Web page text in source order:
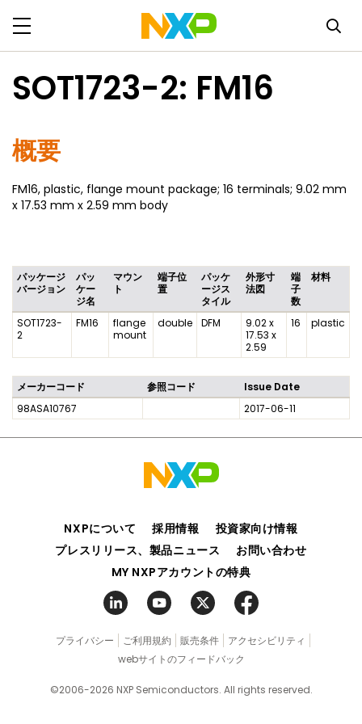
SOT1723-2: FM16
概要
FM16, plastic, flange mount package; 16 terminals; 9.02 mm
x 17.53 mm x 2.59 mm body
パッケージ
バージョン
パッ
ケー
ジ名
マウン
ト
端子位
置
パッケ
ージス
タイル
外形寸
法図
端
子
数
材料
SOT1723-
2
FM16
flange
mount
double DFM
9.02 x
17.53 x
2.59
16 plastic
メーカーコード 参照コード
Issue Date
98ASA10767
2017-06-11
NXPについて 採用情報
投資家向け情報
プレスリリース、製品ニュース
お問い合わせ
MY NXPアカウントの特典
プライバシー ご利用規約 販売条件
アクセシビリティ
webサイトのフィードバック
©2006-2026 NXP Semiconductors. All rights reserved.